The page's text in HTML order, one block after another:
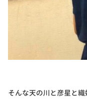
そんな天の川と彦星と